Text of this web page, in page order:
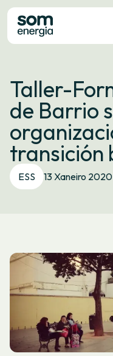
Tarifas
Servizos
Empresas
La
Contacto
Trámites
Taller-
de Barrio
transición
ESS 13 Xaneiro 2020